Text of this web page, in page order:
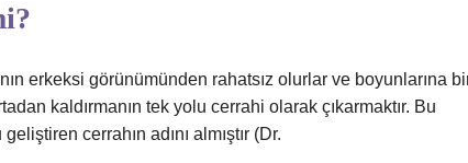
erkeksi görünümünden rahatsız olurlar ve boyunlarına
kaldırmanın tek yolu cerrahi olarak çıkarmaktır. Bu
cerrahın adını almıştır (Dr.